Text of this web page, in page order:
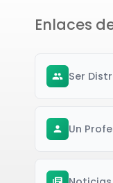
Enlaces
Ser
Un